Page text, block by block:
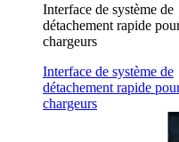
Interface de système de
détachement rapide
chargeurs
Interface de système de
détachement rapide
chargeurs